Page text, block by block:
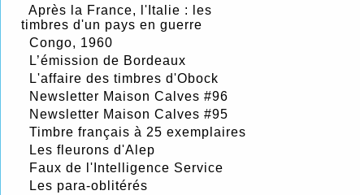
Après la France, l'Italie : les
timbres d'un pays en guerre
Congo, 1960
L’émission de Bordeaux
L'affaire des timbres d'Obock
Newsletter Maison Calves #96
Newsletter Maison Calves #95
Timbre français à 25 exemplaires
Les fleurons d'Alep
Faux de l'Intelligence Service
Les para-oblitérés